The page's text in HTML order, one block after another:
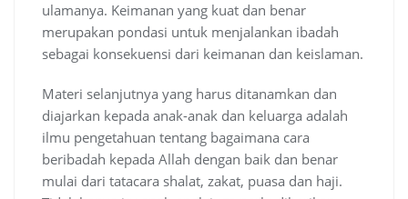
ulamanya. Keimanan yang kuat dan benar
merupakan pondasi untuk menjalankan ibadah
sebagai konsekuensi dari keimanan dan keislaman.
Materi selanjutnya yang harus ditanamkan dan
diajarkan kepada anak-anak dan keluarga adalah
ilmu pengetahuan tentang bagaimana cara
beribadah kepada Allah dengan baik dan benar
mulai dari tatacara shalat, zakat, puasa dan haji.